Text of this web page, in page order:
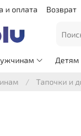
и оплата Возврат
Детям
Тапочки и